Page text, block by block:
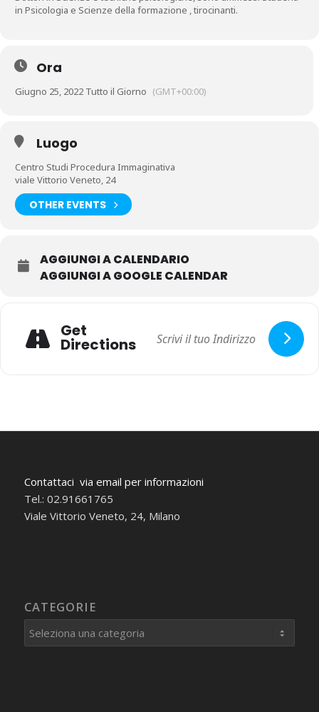
in Psicologia e Scienze della formazione , tirocinanti.
Ora
Giugno 25, 2022 Tutto il Giorno (GMT+00:00)
Luogo
Centro Studi Procedura Immaginativa
viale Vittorio Veneto, 24
OTHER EVENTS
AGGIUNGI A CALENDARIO
AGGIUNGI A GOOGLE CALENDAR
Get
Directions
Contattaci via email per informazioni
Tel.: 02.91661765
Viale Vittorio Veneto, 24, Milano
CATEGORIE
Categorie